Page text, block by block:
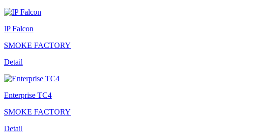
IP Falcon
SMOKE FACTORY
Detail
Enterprise TC4
SMOKE FACTORY
Detail